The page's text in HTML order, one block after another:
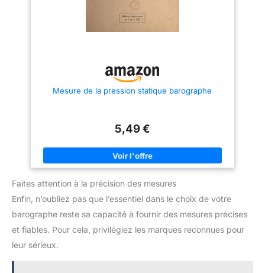
Mesure de la pression statique barographe
5,49 €
Faites attention à la précision des mesures
Enfin, n’oubliez pas que l’essentiel dans le choix de votre
barographe reste sa capacité à fournir des mesures précises
et fiables. Pour cela, privilégiez les marques reconnues pour
leur sérieux.